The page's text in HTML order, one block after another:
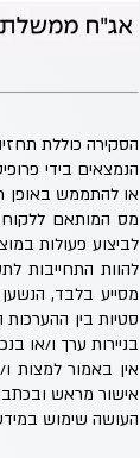
הנמצאים בידי
או להתממש באופן
מס המותאם ללקוח
לביצוע פעולות
להוות התחייבות
מסייע בלבד,
סטיות בין
בניירות ערך ו/או
אין באמור למצות
אישור מראש
העושה שימוש